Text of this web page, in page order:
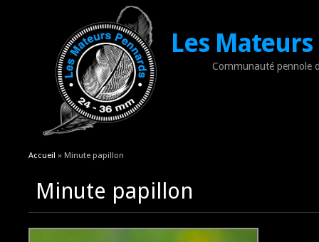
Les
Communauté pennole
Vous êtes ici
Accueil » Minute papillon
Minute papillon